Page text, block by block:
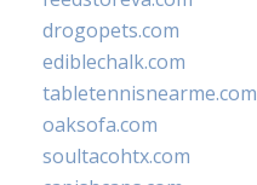
drogopets.com
ediblechalk.com
tabletennisnearme.com
oaksofa.com
soultacohtx.com